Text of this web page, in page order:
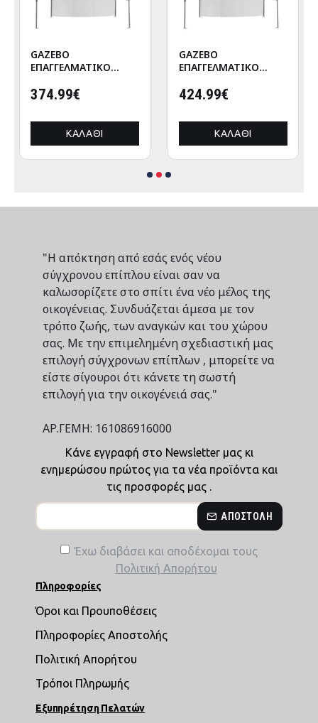
GAZEBO
ΕΠΑΓΓΕΛΜΑΤΙΚΟ
CRESSEN HM21097
ΑΛΟΥΜΙΝΙΟΥ
3x3x3,4Yμ
374.99€
ΚΑΛΆΘΙ
GAZEBO
ΕΠΑΓΓΕΛΜΑΤΙΚΟ
CRESSEN HM21097.01
ΑΛΟΥΜΙΝΙΟΥ
3x3x3,4Yεκ
424.99€
ΚΑΛΆΘΙ
"Η απόκτηση από εσάς ενός νέου
σύγχρονου επίπλου είναι σαν να
καλωσορίζετε στο σπίτι ένα νέο μέλος της
οικογένειας. Συνδυάζεται άμεσα με τον
τρόπο ζωής, των αναγκών και του χώρου
σας. Με την επιμελημένη σχεδιαστική μας
επιλογή σύγχρονων επίπλων , μπορείτε να
είστε σίγουροι ότι κάνετε τη σωστή
επιλογή για την οικογένειά σας."
ΑΡ.ΓΕΜΗ: 161086916000
Κάνε εγγραφή στο Newsletter μας κι
ενημερώσου πρώτος για τα νέα προϊόντα και
τις προσφορές μας .
ΑΠΟΣΤΟΛΉ
Έχω διαβάσει και αποδέχομαι τους
Πολιτική Απορήτου
Πληροφορίες
Όροι και Προυποθέσεις
Πληροφορίες Αποστολής
Πολιτική Απορήτου
Τρόποι Πληρωμής
Εξυπηρέτηση Πελατών